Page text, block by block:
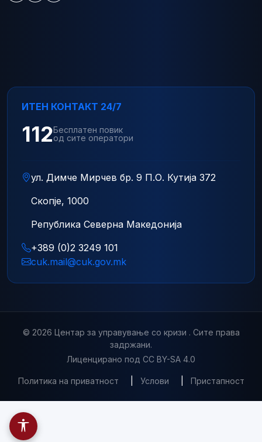
ИТЕН КОНТАКТ 24/7
112Бесплатен повик
од сите оператори
ул. Димче Мирчев бр. 9 П.О. Кутија 372
Скопје, 1000
Република Северна Македонија
+389 (0)2 3249 101
cuk.mail@cuk.gov.mk
© 2026 Центар за управување со кризи . Сите права
задржани.
Лиценцирано под CC BY-SA 4.0
Политика на приватност Услови Пристапност